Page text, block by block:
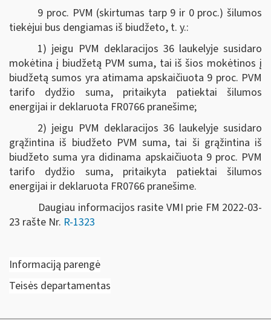
9 proc. PVM (skirtumas tarp 9 ir 0 proc.) šilumos
tiekėjui bus dengiamas iš biudžeto, t. y.:
1) jeigu PVM deklaracijos 36 laukelyje susidaro
mokėtina į biudžetą PVM suma, tai iš šios mokėtinos į
biudžetą sumos yra atimama apskaičiuota 9 proc. PVM
tarifo dydžio suma, pritaikyta patiektai šilumos
energijai ir deklaruota FR0766 pranešime;
2) jeigu PVM deklaracijos 36 laukelyje susidaro
grąžintina iš biudžeto PVM suma, tai ši grąžintina iš
biudžeto suma yra didinama apskaičiuota 9 proc. PVM
tarifo dydžio suma, pritaikyta patiektai šilumos
energijai ir deklaruota FR0766 pranešime.
Daugiau informacijos rasite VMI prie FM 2022-03-
23 rašte Nr. R-1323
Informaciją parengė
Teisės departamentas